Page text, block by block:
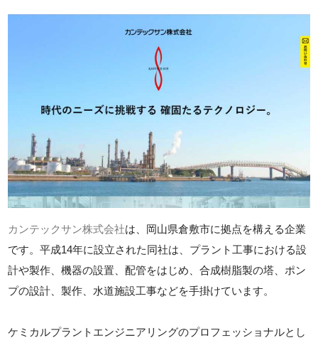
カンテックサン株式会社は、岡山県倉敷市に拠点を構える企業
です。平成14年に設立された同社は、プラント工事における設
計や製作、機器の設置、配管をはじめ、合成樹脂製の塔、ポン
プの設計、製作、水道施設工事などを手掛けています。
ケミカルプラントエンジニアリングのプロフェッショナルとし